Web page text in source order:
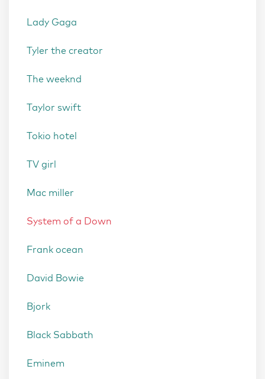
Lady Gaga
Tyler the creator
The weeknd
Taylor swift
Tokio hotel
TV girl
Mac miller
System of a Down
Frank ocean
David Bowie
Bjork
Black Sabbath
Eminem